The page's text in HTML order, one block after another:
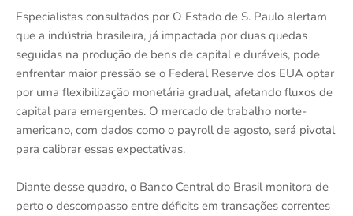
Especialistas consultados por O Estado de S. Paulo alertam
que a indústria brasileira, já impactada por duas quedas
seguidas na produção de bens de capital e duráveis, pode
enfrentar maior pressão se o Federal Reserve dos EUA optar
por uma flexibilização monetária gradual, afetando fluxos de
capital para emergentes. O mercado de trabalho norte-
americano, com dados como o payroll de agosto, será pivotal
para calibrar essas expectativas.
Diante desse quadro, o Banco Central do Brasil monitora de
perto o descompasso entre déficits em transações correntes